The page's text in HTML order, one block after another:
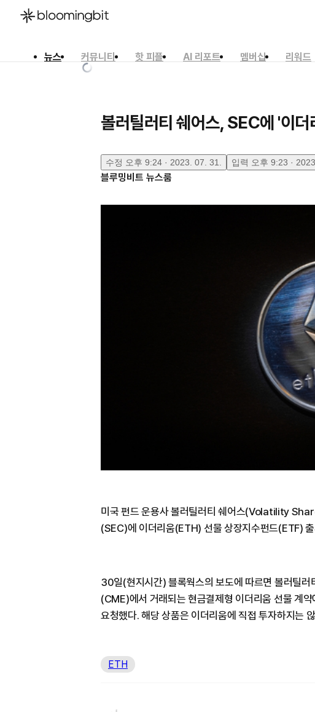
뉴스 커뮤니티 핫 피플 AI 리포트 멤버십
리워드
볼러틸러티 쉐어스, SEC에 '이
수정 오후 9:24 · 2023. 07. 31. 입력 오후 9:23 ·
블루밍비트 뉴스룸
미국 펀드 운용사 볼러틸러티 쉐어스(Volatility
(SEC)에 이더리움(ETH) 선물 상장지수펀드(ETF)
30일(현지시간) 블록웍스의 보도에 따르면 볼러틸
(CME)에서 거래되는 현금결제형 이더리움 선물 계
요청했다. 해당 상품은 이더리움에 직접 투자하지는
ETH